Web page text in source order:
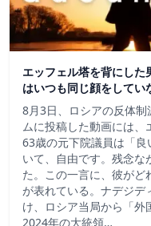
エッフェル塔を背にし
はいつも同じ顔をしてい
8月3日、ロシアの反体
ムに投稿した動画には、
63歳の元下院議員は「
いて、自由です。残念な
た。この一言に、彼が
が表れている。ナデジデ
け、ロシア当局から「外
2024年の大統領…